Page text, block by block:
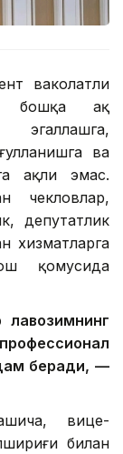
ваколатли
бошқа ҳақ
ва
ҳақли эмас.
чекловлар,
депутатлик
хизматларга
қомусида
беради, —
вице-
билан